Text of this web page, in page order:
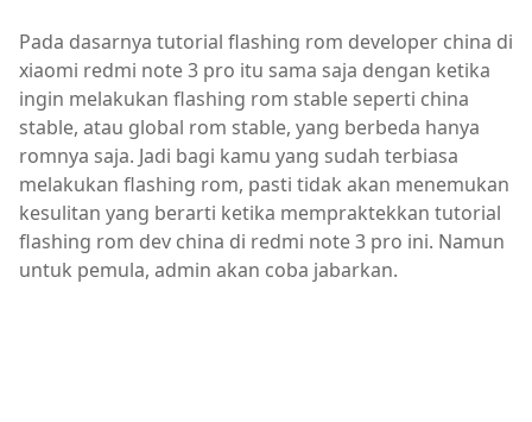
Pada dasarnya tutorial flashing rom developer china di
xiaomi redmi note 3 pro itu sama saja dengan ketika
ingin melakukan flashing rom stable seperti china
stable, atau global rom stable, yang berbeda hanya
romnya saja. Jadi bagi kamu yang sudah terbiasa
melakukan flashing rom, pasti tidak akan menemukan
kesulitan yang berarti ketika mempraktekkan tutorial
flashing rom dev china di redmi note 3 pro ini. Namun
untuk pemula, admin akan coba jabarkan.